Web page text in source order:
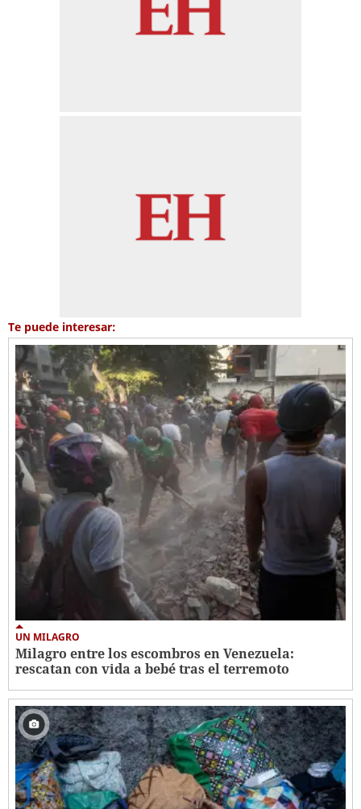
Te puede interesar:
UN MILAGRO
Milagro entre los escombros en Venezuela:
rescatan con vida a bebé tras el terremoto